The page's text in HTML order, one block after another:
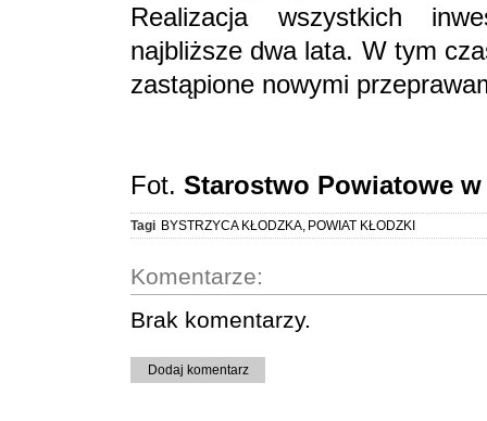
Realizacja wszystkich
najbliższe dwa lata. W tym
zastąpione nowymi
Fot. Starostwo Powiatowe w
Tagi BYSTRZYCA KŁODZKA, POWIAT KŁODZKI
Komentarze:
Brak komentarzy.
Dodaj komentarz